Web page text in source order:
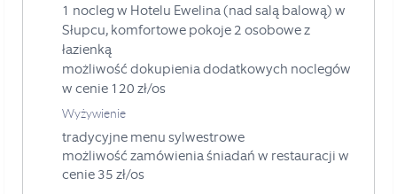
1 nocleg w Hotelu Ewelina (nad salą balową) w
Słupcu, komfortowe pokoje 2 osobowe z
łazienką
możliwość dokupienia dodatkowych noclegów
w cenie 120 zł/os
Wyżywienie
tradycyjne menu sylwestrowe
możliwość zamówienia śniadań w restauracji w
cenie 35 zł/os